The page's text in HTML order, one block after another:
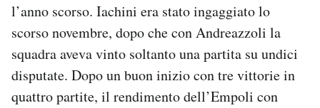
AREA PERSONALE
Area Personale
Newsletter
l’anno scorso. Iachini era stato ingaggiato lo
scorso novembre, dopo che con Andreazzoli la
squadra aveva vinto soltanto una partita su undici
disputate. Dopo un buon inizio con tre vittorie in
quattro partite, il rendimento dell’Empoli con